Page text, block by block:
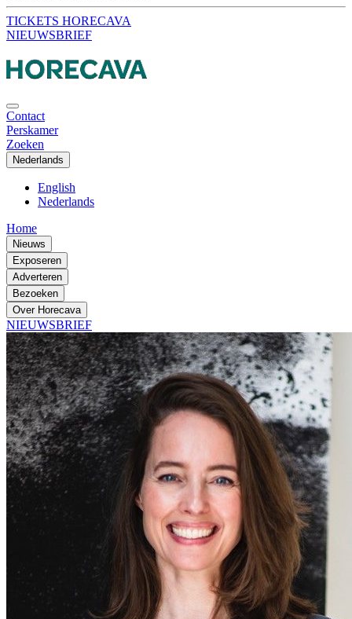
TICKETS HORECAVA
NIEUWSBRIEF
Contact
Perskamer
Zoeken
Nederlands
English
Nederlands
Home
Nieuws
Exposeren
Adverteren
Bezoeken
Over Horecava
NIEUWSBRIEF